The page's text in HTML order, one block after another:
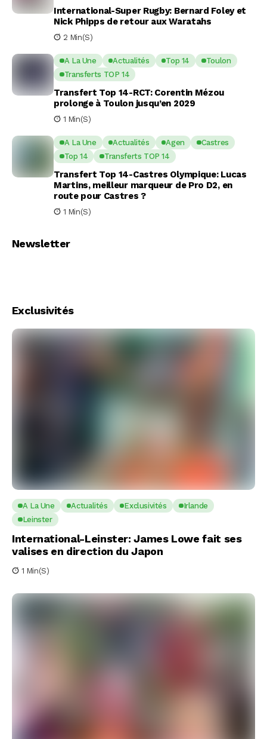
International-Super Rugby: Bernard Foley et
Nick Phipps de retour aux Waratahs
2 Min(s)
A La Une Actualités Top 14
Toulon
Transferts TOP 14
Transfert Top 14-RCT: Corentin Mézou
prolonge à Toulon jusqu’en 2029
1 Min(s)
A La Une Actualités Agen
Castres
Top 14
Transferts TOP 14
Transfert Top 14-Castres Olympique: Lucas
Martins, meilleur marqueur de Pro D2, en
route pour Castres ?
1 Min(s)
Newsletter
Exclusivités
A La Une Actualités Exclusivités
Irlande
Leinster
International-Leinster: James Lowe fait ses
valises en direction du Japon
1 Min(s)